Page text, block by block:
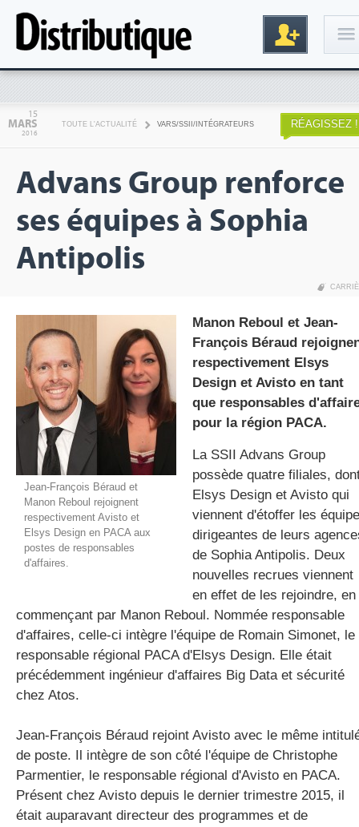
gratuite
15
MARS
2016
TOUTE L'ACTUALITÉ VARS/SSII/INTÉGRATEURS RÉAGISSEZ !
Advans Group renforce
ses équipes à Sophia
Antipolis
Jean-François Béraud et
Manon Reboul rejoignent
respectivement Avisto et
Elsys Design en PACA aux
postes de responsables
d'affaires.
Manon Reboul et Jean-
François Béraud
respectivement Elsys
Design et Avisto en tant
que responsables
pour la région PACA.
La SSII Advans Group
possède quatre filiales,
Elsys Design et Avisto qui
viennent d'étoffer les
dirigeantes de leurs
de Sophia Antipolis. Deux
nouvelles recrues viennent
en effet de les rejoindre, en
commençant par Manon Reboul. Nommée responsable
d'affaires, celle-ci intègre l'équipe de Romain Simonet, le
responsable régional PACA d'Elsys Design. Elle était
précédemment ingénieur d'affaires Big Data et sécurité
chez Atos.
Jean-François Béraud rejoint Avisto avec le même
de poste. Il intègre de son côté l'équipe de Christophe
Parmentier, le responsable régional d'Avisto en PACA.
Présent chez Avisto depuis le dernier trimestre 2015, il
était auparavant directeur des programmes et de